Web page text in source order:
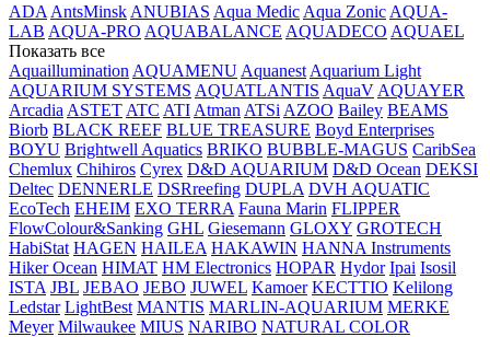
ADA AntsMinsk ANUBIAS Aqua Medic Aqua Zonic AQUA-
LAB AQUA-PRO AQUABALANCE AQUADECO AQUAEL
Показать все
Aquaillumination AQUAMENU Aquanest Aquarium Light
AQUARIUM SYSTEMS AQUATLANTIS AquaV AQUAYER
Arcadia ASTET ATC ATI Atman ATSi AZOO Bailey BEAMS
Biоrb BLACK REEF BLUE TREASURE Boyd Enterprises
BOYU Brightwell Aquatics BRIKO BUBBLE-MAGUS CaribSea
Chemlux Chihiros Cyrex D&D AQUARIUM D&D Ocean DEKSI
Deltec DENNERLE DSRreefing DUPLA DVH AQUATIC
EcoTech EHEIM EXO TERRA Fauna Marin FLIPPER
FlowColour&Sanking GHL Giesemann GLOXY GROTECH
HabiStat HAGEN HAILEA HAKAWIN HANNA Instruments
Hiker Ocean HIMAT HM Electronics HOPAR Hydor Ipai Isosil
ISTA JBL JEBAO JEBO JUWEL Kamoer KECTTIO Kelilong
Ledstar LightBest MANTIS MARLIN-AQUARIUM MERKE
Meyer Milwaukee MIUS NARIBO NATURAL COLOR